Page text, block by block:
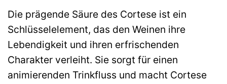
Die prägende Säure des Cortese ist ein
Schlüsselelement, das den Weinen ihre
Lebendigkeit und ihren erfrischenden
Charakter verleiht. Sie sorgt für einen
animierenden Trinkfluss und macht Cortese